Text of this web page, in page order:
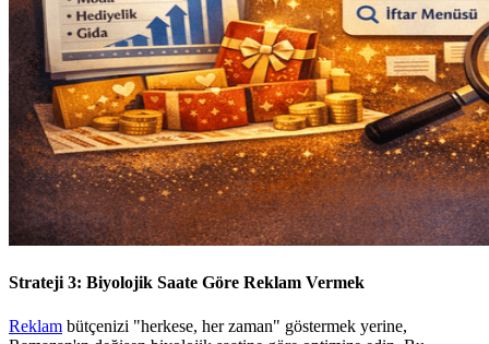
Strateji 3: Biyolojik Saate Göre Reklam Vermek
Reklam bütçenizi "herkese, her zaman" göstermek yerine,